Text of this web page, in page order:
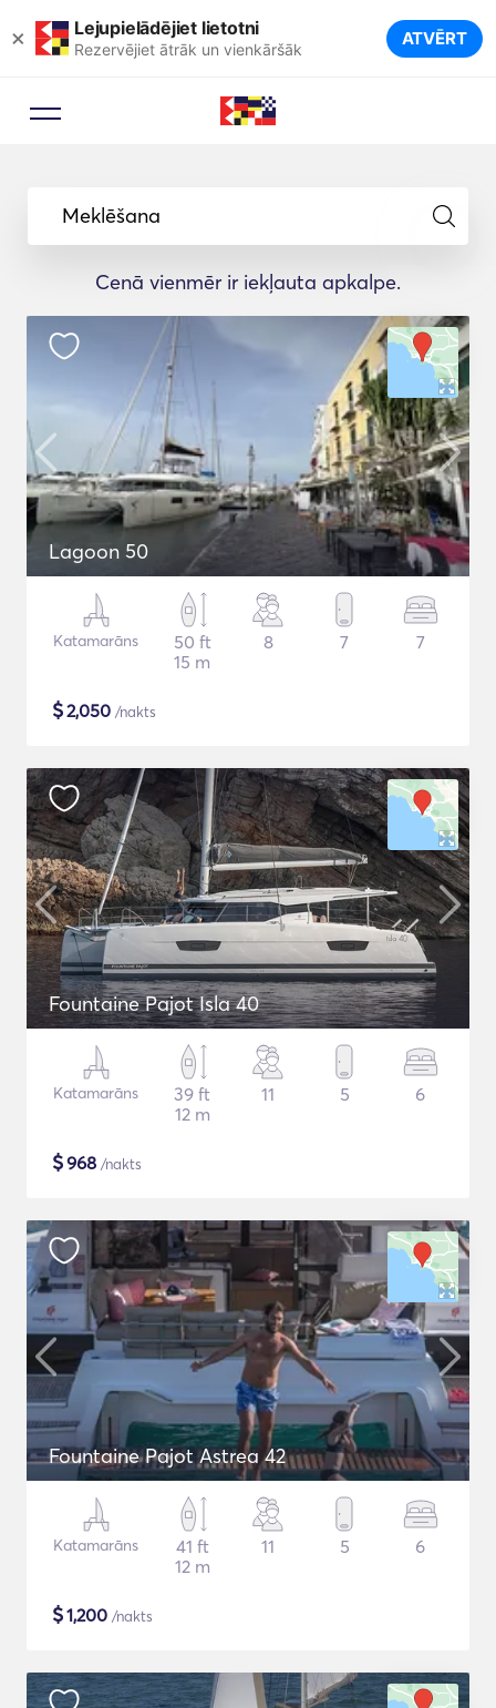
× Lejupielādējiet lietotni
Rezervējiet ātrāk un vienkāršāk ATVĒRT
Meklēšana
Cenā vienmēr ir iekļauta apkalpe.
Lagoon 50
Katamarāns
50 ft
15 m
8 7 7
$2,050 /nakts
Fountaine Pajot Isla 40
Katamarāns
39 ft
12 m
11 5 6
$968 /nakts
Fountaine Pajot Astrea 42
Katamarāns
41 ft
12 m
11 5 6
$1,200 /nakts